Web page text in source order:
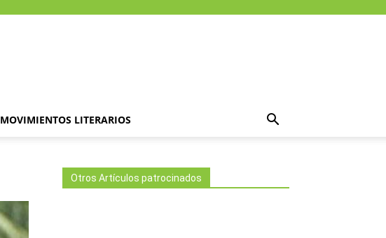
MOVIMIENTOS LITERARIOS
Otros Artículos patrocinados